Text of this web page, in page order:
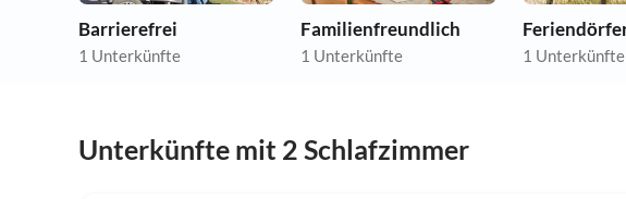
Barrierefrei
1 Unterkünfte
Familienfreundlich
1 Unterkünfte 1 Unterkünfte
Unterkünfte mit 2 Schlafzimmer